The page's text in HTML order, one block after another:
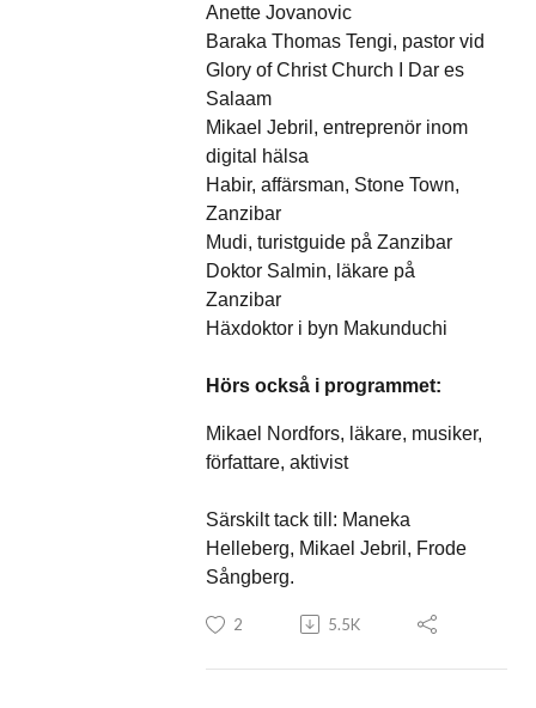
Anette Jovanovic
Baraka Thomas Tengi, pastor vid
Glory of Christ Church I Dar es
Salaam
Mikael Jebril, entreprenör inom
digital hälsa
Habir, affärsman, Stone Town,
Zanzibar
Mudi, turistguide på Zanzibar
Doktor Salmin, läkare på
Zanzibar
Häxdoktor i byn Makunduchi
Hörs också i programmet:
Mikael Nordfors, läkare, musiker,
författare, aktivist
Särskilt tack till: Maneka
Helleberg, Mikael Jebril, Frode
Sångberg.
2 5.5K